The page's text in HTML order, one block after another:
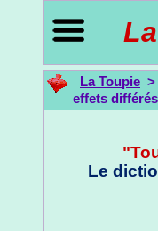
La Toupie >
effets différés
Le